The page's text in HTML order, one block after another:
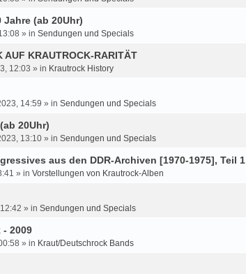
(ab 20Uhr)
» in Sendungen und Specials
AUF KRAUTROCK-RARITÄT
12:03 » in Krautrock History
14:59 » in Sendungen und Specials
20Uhr)
13:10 » in Sendungen und Specials
aus den DDR-Archiven [1970-1975], Teil 1
» in Vorstellungen von Krautrock-Alben
» in Sendungen und Specials
2009
» in Kraut/Deutschrock Bands